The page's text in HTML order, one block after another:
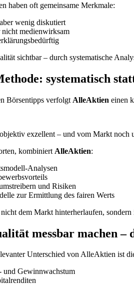
haben oft gemeinsame Merkmale:
wenig diskutiert
medienwirksam
sichtbar – durch systematische
systematisch
Börsentipps verfolgt AlleAktien einen
exzellent – und vom Markt noch
kombiniert AlleAktien:
Analysen
und Risiken
zur Ermittlung des fairen Werts
dem Markt hinterherlaufen,
messbar machen –
Unterschied von AlleAktien ist
und Gewinnwachstum